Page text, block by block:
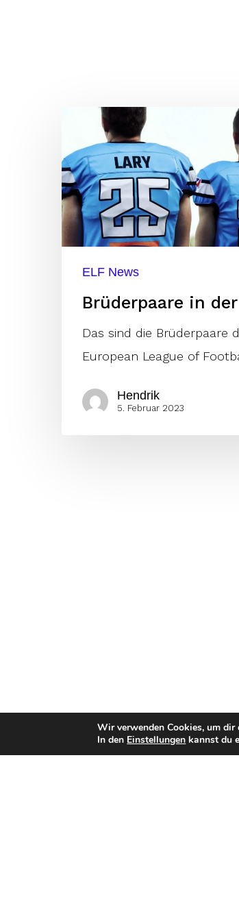
Brüderpaare
der
ELF
ELF News
Brüderpaare in
Das sind die Brüderpaare
European League of
Hendrik
5. Februar 2023
Wir verwenden Cookies, um
In den Einstellungen kannst du